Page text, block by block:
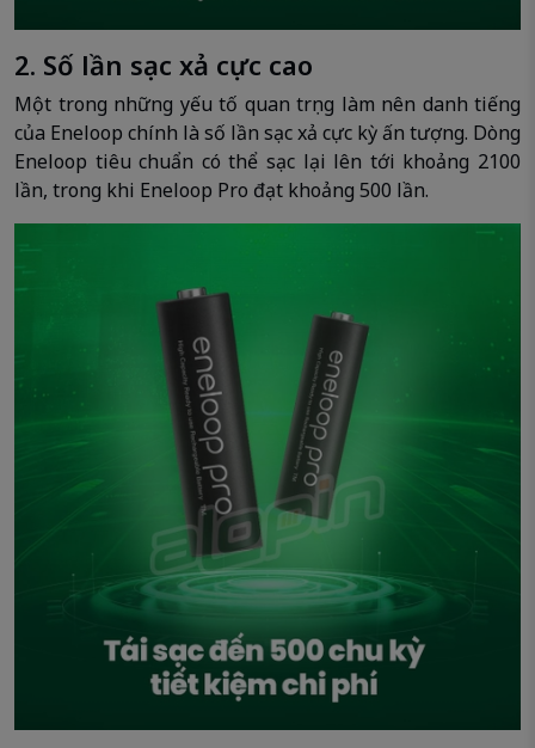
2. Số lần sạc xả cực cao
Một trong những yếu tố quan trọng làm nên danh tiếng
của Eneloop chính là số lần sạc xả cực kỳ ấn tượng. Dòng
Eneloop tiêu chuẩn có thể sạc lại lên tới khoảng 2100
lần, trong khi Eneloop Pro đạt khoảng 500 lần.